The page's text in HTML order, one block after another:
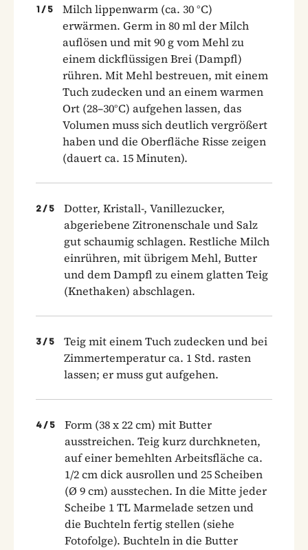
1 / 5
Milch lippenwarm (ca. 30 °C)
erwärmen. Germ in 80 ml der Milch
auflösen und mit 90 g vom Mehl zu
einem dickflüssigen Brei (Dampfl)
rühren. Mit Mehl bestreuen, mit einem
Tuch zudecken und an einem warmen
Ort (28–30°C) aufgehen lassen, das
Volumen muss sich deutlich vergrößert
haben und die Oberfläche Risse zeigen
(dauert ca. 15 Minuten).
2 / 5
Dotter, Kristall-, Vanillezucker,
abgeriebene Zitronenschale und Salz
gut schaumig schlagen. Restliche Milch
einrühren, mit übrigem Mehl, Butter
und dem Dampfl zu einem glatten Teig
(Knethaken) abschlagen.
3 / 5
Teig mit einem Tuch zudecken und bei
Zimmertemperatur ca. 1 Std. rasten
lassen; er muss gut aufgehen.
4 / 5
Form (38 x 22 cm) mit Butter
ausstreichen. Teig kurz durchkneten,
auf einer bemehlten Arbeitsfläche ca.
1/2 cm dick ausrollen und 25 Scheiben
(Ø 9 cm) ausstechen. In die Mitte jeder
Scheibe 1 TL Marmelade setzen und
die Buchteln fertig stellen (siehe
Fotofolge). Buchteln in die Butter